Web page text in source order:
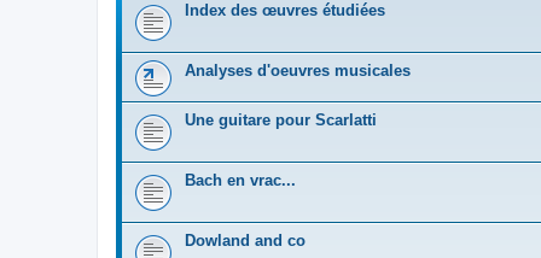
Index des œuvres étudiées
Analyses d'oeuvres musicales
Une guitare pour Scarlatti
Bach en vrac...
Dowland and co